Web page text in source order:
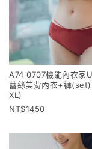
A74 0707機能內衣家
蕾絲美背內衣+褲
XL)
1450